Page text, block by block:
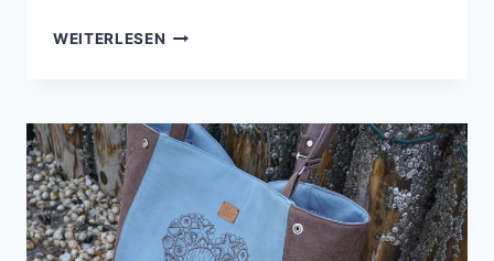
WEITERLESEN RUCKZUCK-